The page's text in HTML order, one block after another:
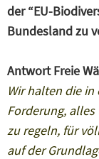
der “EU-
Bundesland zu
Antwort Freie
Wir halten die
Forderung,
zu regeln, für
auf der